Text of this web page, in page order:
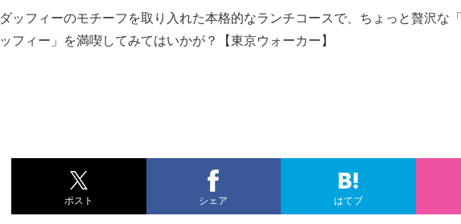
ダッフィーのモチーフを取り入れた本格的なランチコースで、ちょっと贅沢な
ッフィー」を満喫してみてはいかが？【東京ウォーカー】
ポスト シェア はてブ